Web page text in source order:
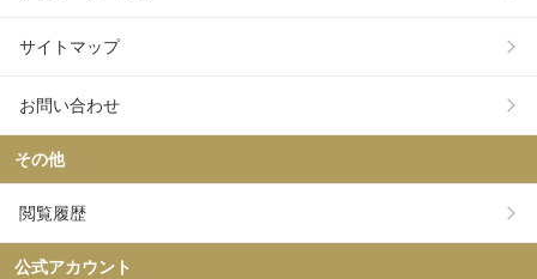
サイトマップ
お問い合わせ
その他
閲覧履歴
公式アカウント